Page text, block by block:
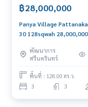
฿28,000,000
Panya Village
30 128sqwah 28,000,000
พัฒนาการ
ศรีนครินทร์
พื้นที่ : 128.00 ตร.ว.
3 3